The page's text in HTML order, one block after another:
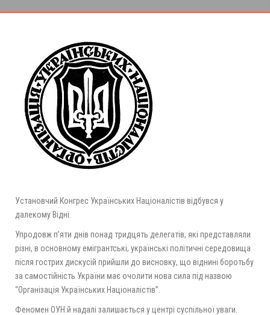
Установчий Конгрес Українських Націоналістів відбувся у
далекому Відні.
Упродовж п’яти днів понад тридцять делегатів, які представляли
різні, в основному емігрантські, українські політичні середовища
після гострих дискусій прийшли до висновку, що віднині боротьбу
за самостійність України має очолити нова сила під назвою
“Організація Українських Націоналістів”.
Феномен ОУН й надалі залишається у центрі суспільної уваги.